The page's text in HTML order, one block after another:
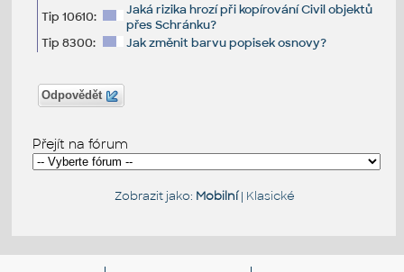
Tip 10610:
Jaká rizika hrozí při kopírování Civil objektů
přes Schránku?
Tip 8300:
Jak změnit barvu popisek osnovy?
Odpovědět
Přejít na fórum
Zobrazit jako: Mobilní| Klasické